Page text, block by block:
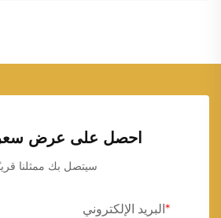
احصل على عرض
سيتصل بك ممثلنا
البريد الإلكتروني